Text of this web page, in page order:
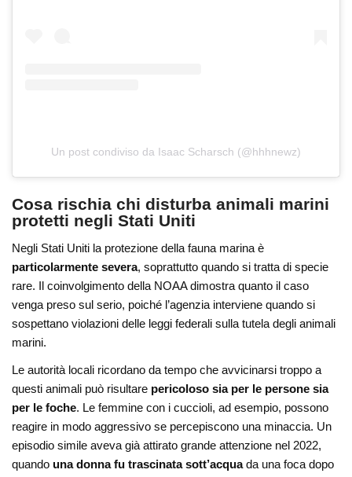
Un post condiviso da Isaac Scharsch (@hhhnewz)
Cosa rischia chi disturba animali marini
protetti negli Stati Uniti
Negli Stati Uniti la protezione della fauna marina è
particolarmente severa, soprattutto quando si tratta di specie
rare. Il coinvolgimento della NOAA dimostra quanto il caso
venga preso sul serio, poiché l’agenzia interviene quando si
sospettano violazioni delle leggi federali sulla tutela degli animali
marini.
Le autorità locali ricordano da tempo che avvicinarsi troppo a
questi animali può risultare pericoloso sia per le persone sia
per le foche. Le femmine con i cuccioli, ad esempio, possono
reagire in modo aggressivo se percepiscono una minaccia. Un
episodio simile aveva già attirato grande attenzione nel 2022,
quando una donna fu trascinata sott’acquada una foca dopo